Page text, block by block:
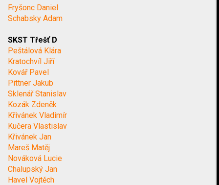
Fryšonc Daniel
Schabsky Adam
SKST Třešť D
Peštálová Klára
Kratochvíl Jiří
Kovář Pavel
Pittner Jakub
Sklenář Stanislav
Kozák Zdeněk
Křivánek Vladimír
Kučera Vlastislav
Křivánek Jan
Mareš Matěj
Nováková Lucie
Chalupský Jan
Havel Vojtěch